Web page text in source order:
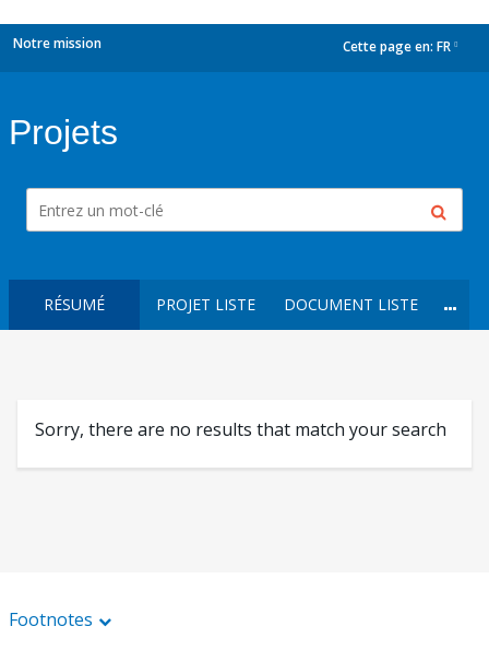
Notre mission Cette page en: FR
Projets
RÉSUMÉ PROJET LISTE DOCUMENT LISTE
Sorry, there are no results that match your search
Footnotes